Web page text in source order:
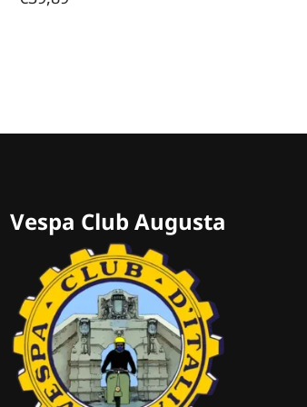
Vespa Club Augusta